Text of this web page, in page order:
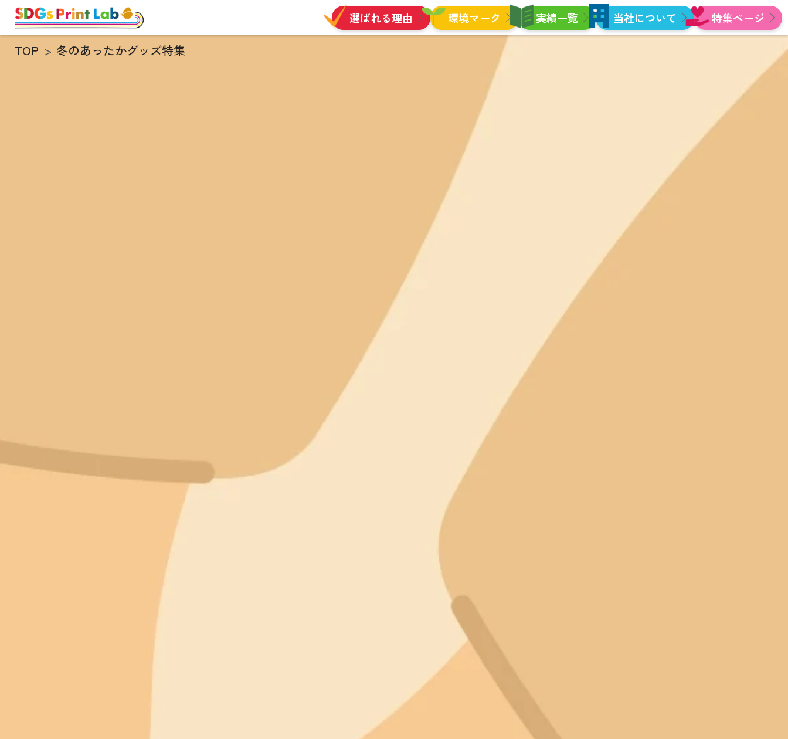
選ばれる理由 環境マーク 実績一覧 当社について 特集ページ
TOP 冬のあったかグッズ特集